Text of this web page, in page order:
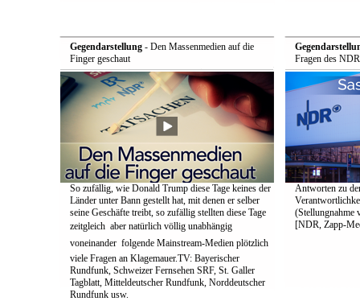
Gegendarstellung- Den Massenmedien auf die
Finger geschaut
So zufällig, wie Donald Trump diese Tage keines der
Länder unter Bann gestellt hat, mit denen er selber
seine Geschäfte treibt, so zufällig stellten diese Tage
zeitgleich  aber natürlich völlig unabhängig
voneinander  folgende Mainstream-Medien plötzlich
viele Fragen an Klagemauer.TV: Bayerischer
Rundfunk, Schweizer Fernsehen SRF, St. Galler
Tagblatt, Mitteldeutscher Rundfunk, Norddeutscher
Rundfunk usw.
Fragen des
Antworten zu
(Stellungnahme
[NDR, Zapp-